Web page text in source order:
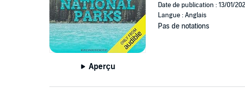
Aperçu
Date de publication : 13/01/
Langue : Anglais
Pas de notations